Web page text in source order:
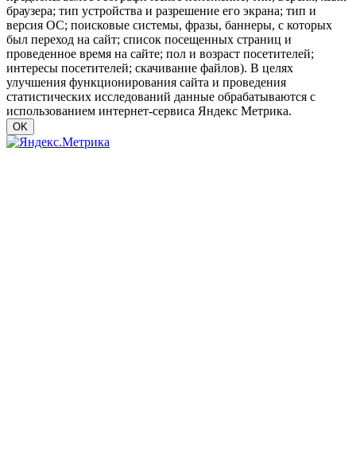
браузера; тип устройства и разрешение его экрана; тип и
версия ОС; поисковые системы, фразы, баннеры, с которых
был переход на сайт; список посещенных страниц и
проведенное время на сайте; пол и возраст посетителей;
интересы посетителей; скачивание файлов). В целях
улучшения функционирования сайта и проведения
статистических исследований данные обрабатываются с
использованием интернет-сервиса Яндекс Метрика.
OK